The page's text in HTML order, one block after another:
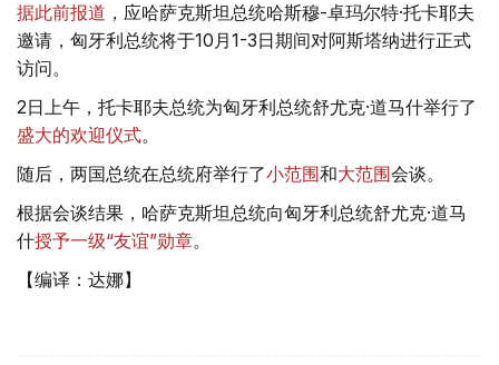
据此前报道 ，应哈萨克斯坦总统哈斯穆-卓玛尔特·托卡耶夫
邀请，匈牙利总统将于10月1-3日期间对阿斯塔纳进行正式
访问。
2日上午，托卡耶夫总统为匈牙利总统舒尤克·道马什举行了
盛大的欢迎仪式。
随后，两国总统在总统府举行了小范围和大范围会谈。
根据会谈结果，哈萨克斯坦总统向匈牙利总统舒尤克·道马
什授予一级“友谊”勋章。
【编译：达娜】